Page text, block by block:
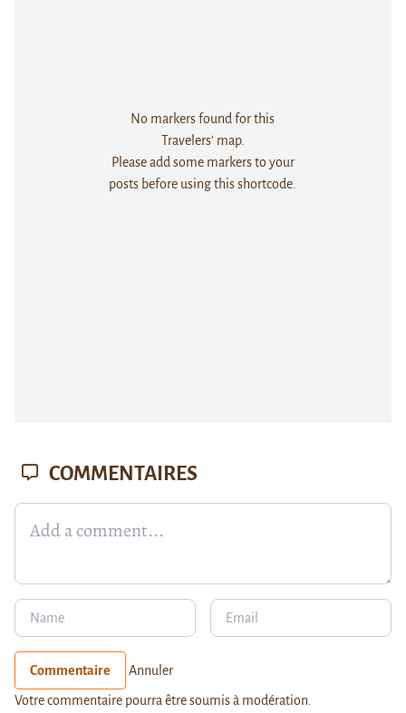
No markers found for this
Travelers' map.
Please add some markers to your
posts before using this shortcode.
COMMENTAIRES
Commentaire Annuler
Votre commentaire pourra être soumis à modération.